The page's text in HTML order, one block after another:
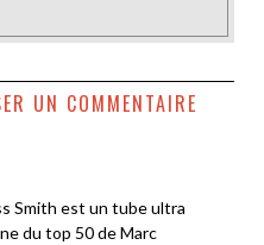
UN COMMENTAIRE
Smith est un tube ultra
du top 50 de Marc